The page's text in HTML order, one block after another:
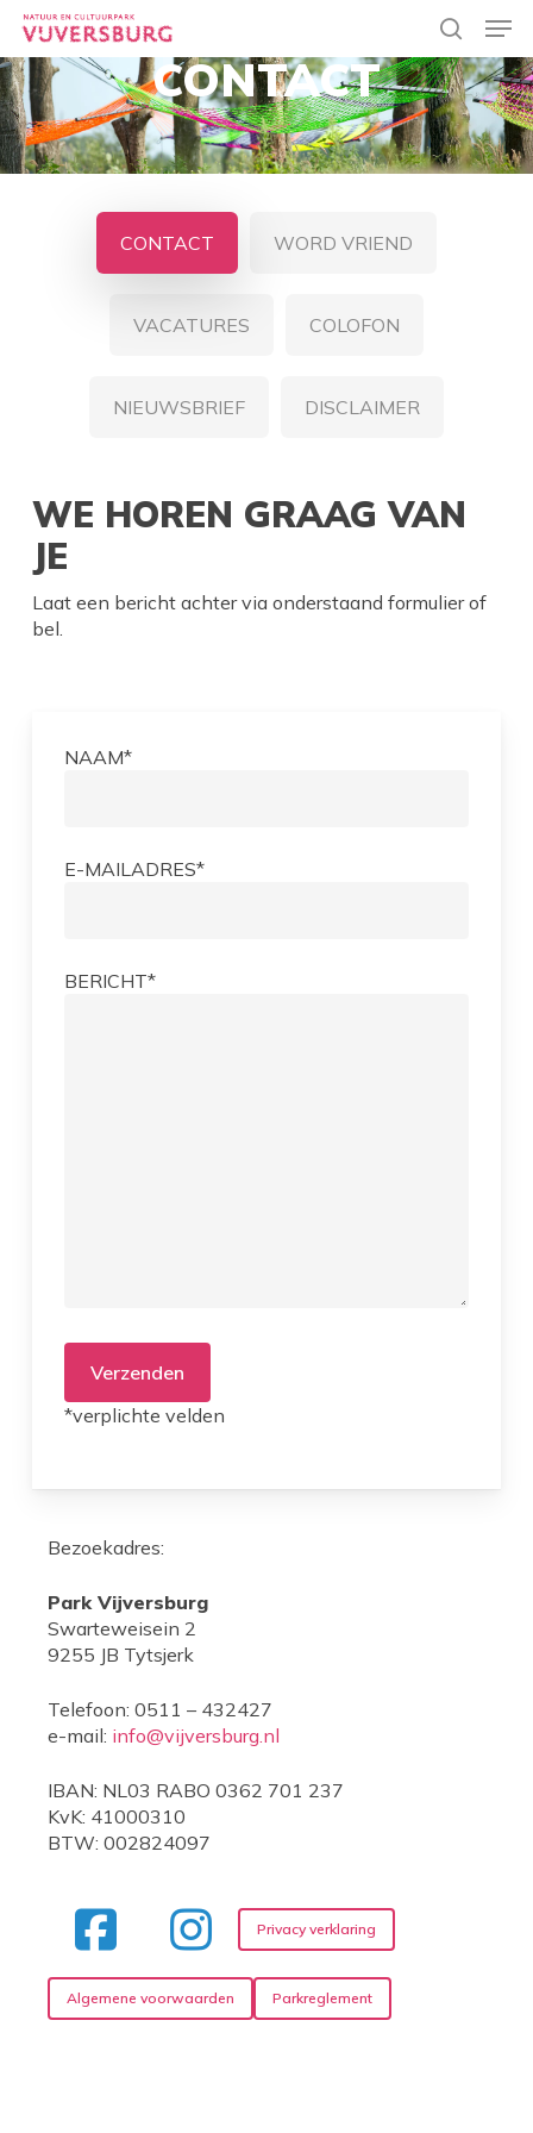
Skip
main
content
search
CONTACT
CONTACT WORD VRIEND
VACATURES COLOFON
NIEUWSBRIEF DISCLAIMER
WE HOREN GRAAG VAN
JE
Laat een bericht achter via onderstaand formulier of
bel.
NAAM*
E-MAILADRES*
BERICHT*
*verplichte velden
Bezoekadres:
Park Vijversburg
Swarteweisein 2
9255 JB Tytsjerk
Telefoon: 0511 – 432427
e-mail: info@vijversburg.nl
IBAN: NL03 RABO 0362 701 237
KvK: 41000310
BTW: 002824097
Privacy verklaring
Algemene voorwaarden Parkreglement
Close
Menu